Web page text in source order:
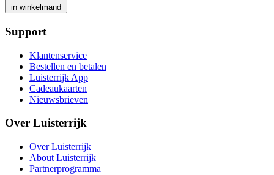
in winkelmand
Support
Klantenservice
Bestellen en betalen
Luisterrijk App
Cadeaukaarten
Nieuwsbrieven
Over Luisterrijk
Over Luisterrijk
About Luisterrijk
Partnerprogramma